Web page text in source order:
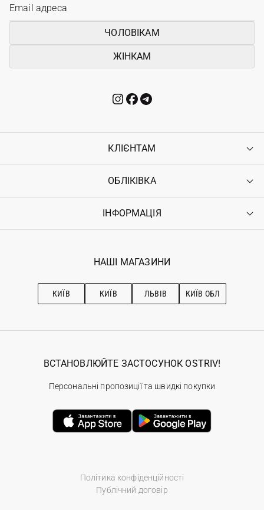
ЧОЛОВІКАМ
ЖІНКАМ
КЛІЄНТАМ
Контакти
Повернення
Гарантія
ОБЛІКІВКА
Увійти
Ostriv Club+
ІНФОРМАЦІЯ
Наші магазини
Рекомендації з догляду
НАШІ МАГАЗИНИ
КИЇВ КИЇВ ЛЬВІВ КИЇВ ОБЛ
Політика конфіденційності
Публічний договір
ВСТАНОВЛЮЙТЕ ЗАСТОСУНОК OSTRIV!
Персональні пропозиції та швидкі покупки